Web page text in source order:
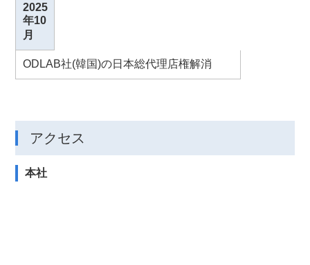
2025
年10
月
ODLAB社(韓国)の日本総代理店権解消
アクセス
本社